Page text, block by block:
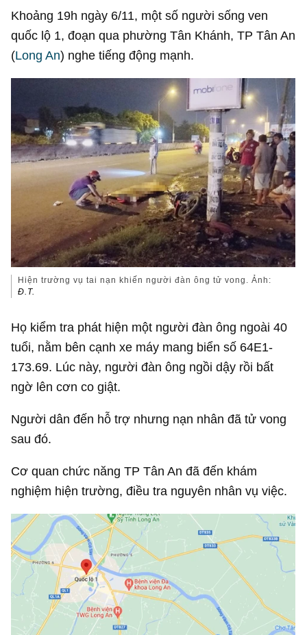
Khoảng 19h ngày 6/11, một số người sống ven
quốc lộ 1, đoạn qua phường Tân Khánh, TP Tân An
(Long An) nghe tiếng động mạnh.
Hiện trường vụ tai nạn khiến người đàn ông tử vong. Ảnh:
Đ.T.
Họ kiểm tra phát hiện một người đàn ông ngoài 40
tuổi, nằm bên cạnh xe máy mang biển số 64E1-
173.69. Lúc này, người đàn ông ngồi dậy rồi bất
ngờ lên cơn co giật.
Người dân đến hỗ trợ nhưng nạn nhân đã tử vong
sau đó.
Cơ quan chức năng TP Tân An đã đến khám
nghiệm hiện trường, điều tra nguyên nhân vụ việc.